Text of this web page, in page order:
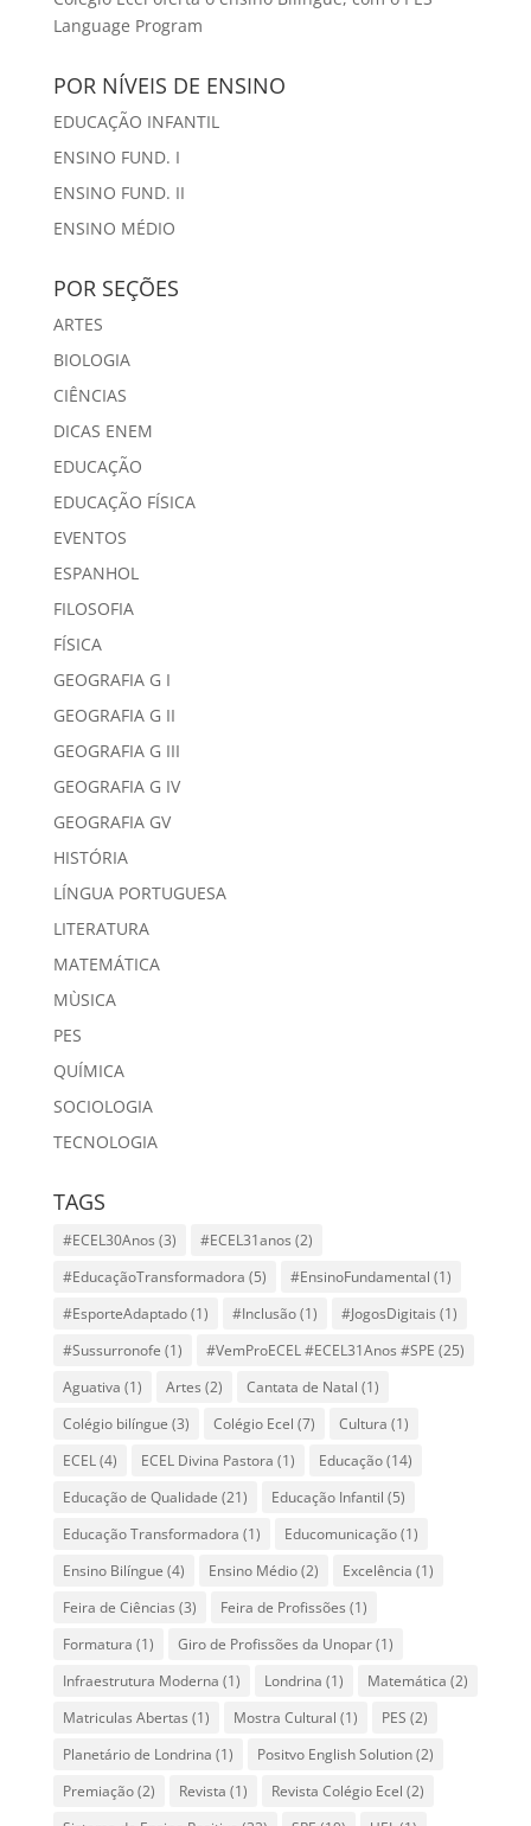
Language Program
POR NÍVEIS DE ENSINO
EDUCAÇÃO INFANTIL
ENSINO FUND. I
ENSINO FUND. II
ENSINO MÉDIO
POR SEÇÕES
ARTES
BIOLOGIA
CIÊNCIAS
DICAS ENEM
EDUCAÇÃO
EDUCAÇÃO FÍSICA
EVENTOS
ESPANHOL
FILOSOFIA
FÍSICA
GEOGRAFIA G I
GEOGRAFIA G II
GEOGRAFIA G III
GEOGRAFIA G IV
GEOGRAFIA GV
HISTÓRIA
LÍNGUA PORTUGUESA
LITERATURA
MATEMÁTICA
MÙSICA
PES
QUÍMICA
SOCIOLOGIA
TECNOLOGIA
TAGS
#ECEL30Anos (3) #ECEL31anos (2)
#EducaçãoTransformadora (5) #EnsinoFundamental (1)
#EsporteAdaptado(1) #Inclusão(1) #JogosDigitais (1)
#Sussurronofe (1) #VemProECEL #ECEL31Anos #SPE (25)
Aguativa (1) Artes (2) Cantata de Natal (1)
Colégio bilíngue (3) Colégio Ecel (7) Cultura (1)
ECEL(4) ECEL Divina Pastora (1) Educação(14)
Educação de Qualidade (21) Educação Infantil (5)
Educação Transformadora (1) Educomunicação(1)
Ensino Bilíngue (4) Ensino Médio(2) Excelência (1)
Feira de Ciências (3) Feira de Profissões (1)
Formatura (1) Giro de Profissões da Unopar(1)
Infraestrutura Moderna (1) Londrina (1) Matemática (2)
Matriculas Abertas (1) Mostra Cultural (1) PES (2)
Planetário de Londrina (1) Positvo English Solution(2)
Premiação(2) Revista (1) Revista Colégio Ecel (2)